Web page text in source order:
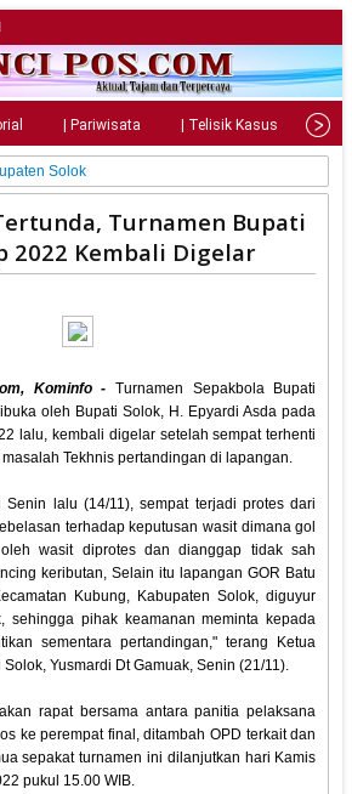
| Pariwisata | Telisik Kasus |
Solok
Turnamen Bupati
2022 Kembali Digelar
Kominfo - Turnamen Sepakbola Bupati
oleh Bupati Solok, H. Epyardi Asda pada
lalu, kembali digelar setelah sempat terhenti
Tekhnis pertandingan di lapangan.
Senin lalu (14/11), sempat terjadi protes dari
terhadap keputusan wasit dimana gol
wasit diprotes dan dianggap tidak sah
keributan, Selain itu lapangan GOR Batu
Kubung, Kabupaten Solok, diguyur
sehingga pihak keamanan meminta kepada
sementara pertandingan," terang Ketua
Yusmardi Dt Gamuak, Senin (21/11).
rapat bersama antara panitia pelaksana
ke perempat final, ditambah OPD terkait dan
sepakat turnamen ini dilanjutkan hari Kamis
pukul 15.00 WIB.